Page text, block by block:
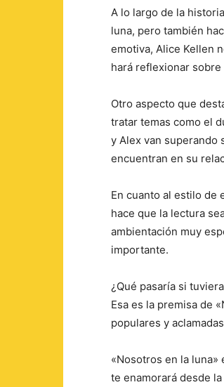
A lo largo de la
luna, pero también
emotiva, Alice Kellen
hará reflexionar
Otro aspecto que
tratar temas como el
y Alex van superando
encuentran en su
En cuanto al estilo de
hace que la lectura
ambientación muy
importante.
¿Qué pasaría si
Esa es la premisa de
populares y
«Nosotros en la
te enamorará desde